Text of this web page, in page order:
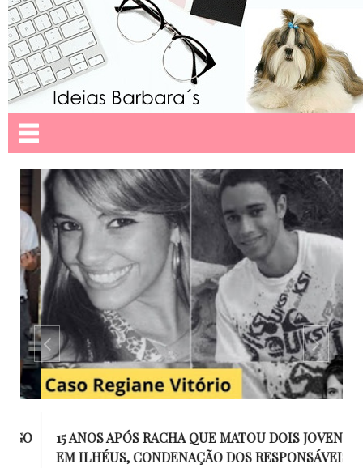
15 ANOS APÓS RACHA QUE MATOU DOIS JOVENS
EM ILHÉUS, CONDENAÇÃO DOS RESPONSÁVEIS